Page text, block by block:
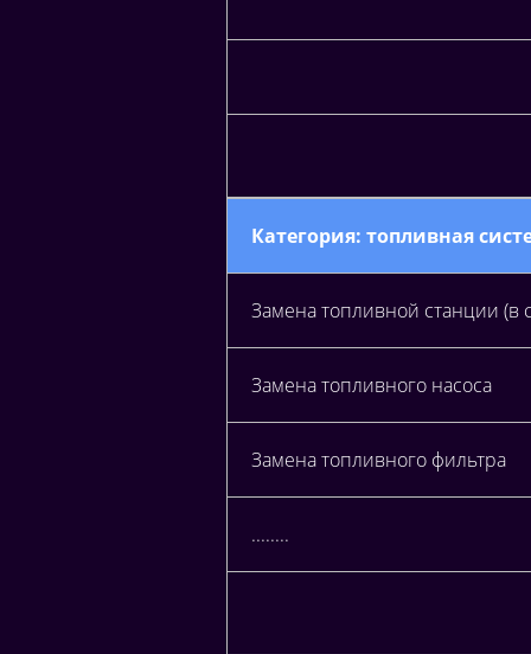
Категория: топливная
Замена топливной станции (в
Замена топливного насоса
Замена топливного фильтра
........